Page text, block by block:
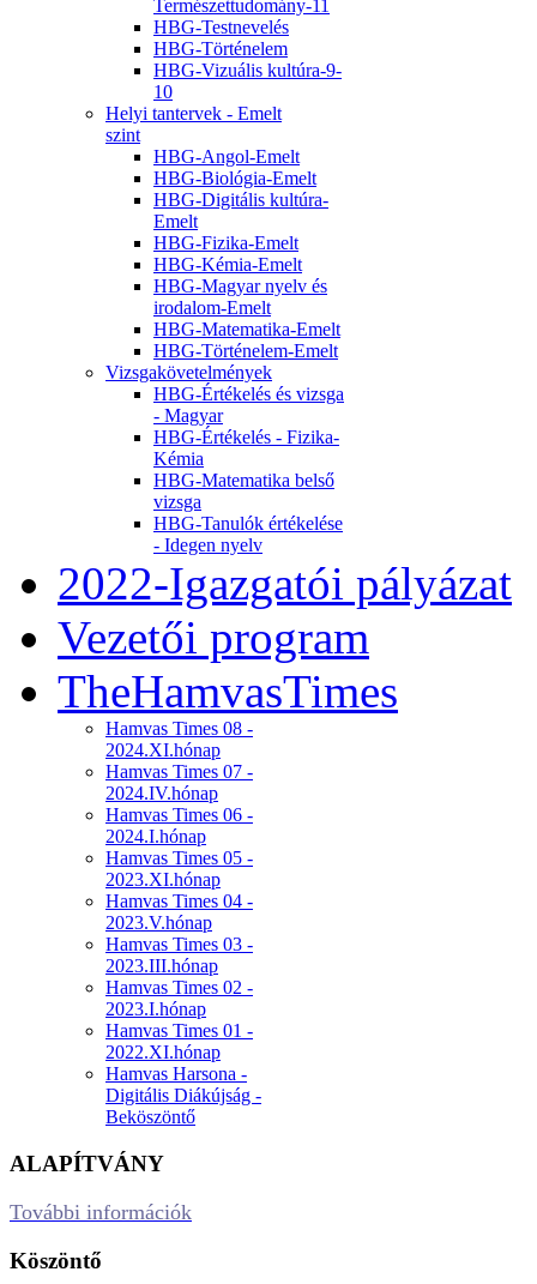
Természettudomány-11
HBG-Testnevelés
HBG-Történelem
HBG-Vizuális kultúra-9-
10
Helyi tantervek - Emelt
szint
HBG-Angol-Emelt
HBG-Biológia-Emelt
HBG-Digitális kultúra-
Emelt
HBG-Fizika-Emelt
HBG-Kémia-Emelt
HBG-Magyar nyelv és
irodalom-Emelt
HBG-Matematika-Emelt
HBG-Történelem-Emelt
Vizsgakövetelmények
HBG-Értékelés és vizsga
- Magyar
HBG-Értékelés - Fizika-
Kémia
HBG-Matematika belső
vizsga
HBG-Tanulók értékelése
- Idegen nyelv
2022-Igazgatói pályázat
Vezetői program
TheHamvasTimes
Hamvas Times 08 -
2024.XI.hónap
Hamvas Times 07 -
2024.IV.hónap
Hamvas Times 06 -
2024.I.hónap
Hamvas Times 05 -
2023.XI.hónap
Hamvas Times 04 -
2023.V.hónap
Hamvas Times 03 -
2023.III.hónap
Hamvas Times 02 -
2023.I.hónap
Hamvas Times 01 -
2022.XI.hónap
Hamvas Harsona -
Digitális Diákújság -
Beköszöntő
ALAPÍTVÁNY
További információk
Köszöntő